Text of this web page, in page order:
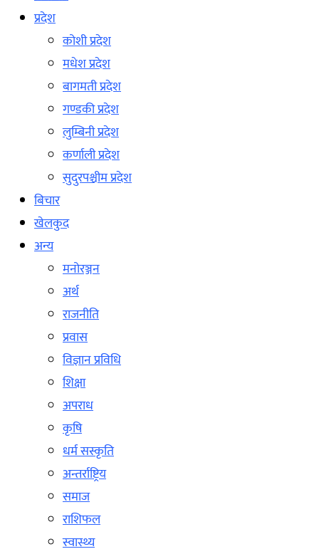
प्रदेश
कोशी प्रदेश
मधेश प्रदेश
बागमती प्रदेश
गण्डकी प्रदेश
लुम्बिनी प्रदेश
कर्णाली प्रदेश
सुदुरपश्चीम प्रदेश
बिचार
खेलकुद
अन्य
मनोरञ्जन
अर्थ
राजनीति
प्रवास
विज्ञान प्रविधि
शिक्षा
अपराध
कृषि
धर्म सस्कृति
अन्तर्राष्ट्रिय
समाज
राशिफल
स्वास्थ्य